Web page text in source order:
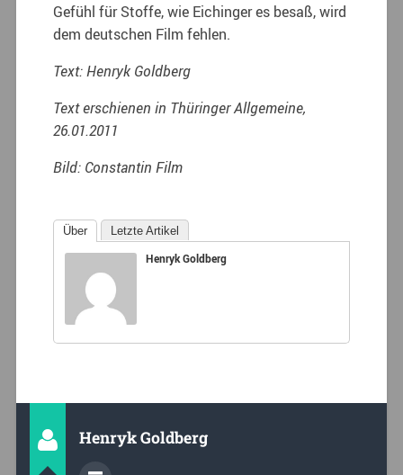
Gefühl für Stoffe, wie Eichinger es besaß, wird
dem deutschen Film fehlen.
Text: Henryk Goldberg
Text erschienen in Thüringer Allgemeine,
26.01.2011
Bild: Constantin Film
Über Letzte Artikel
Henryk Goldberg
Henryk Goldberg